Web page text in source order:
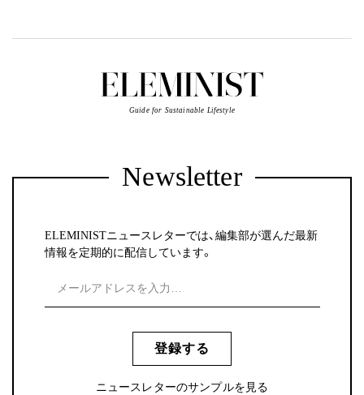
Guide for Sustainable Lifestyle
Newsletter
ELEMINISTニュースレターでは、編集部が選んだ最新
情報を定期的に配信しています。
登録する
ニュースレターのサンプルを見る